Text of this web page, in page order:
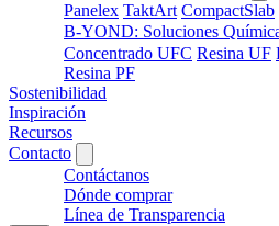
Panelex TaktArt CompactSlab
B-YOND: Soluciones
Concentrado UFC Resina UF
Resina PF
Sostenibilidad
Inspiración
Recursos
Contacto
Contáctanos
Dónde comprar
Línea de Transparencia